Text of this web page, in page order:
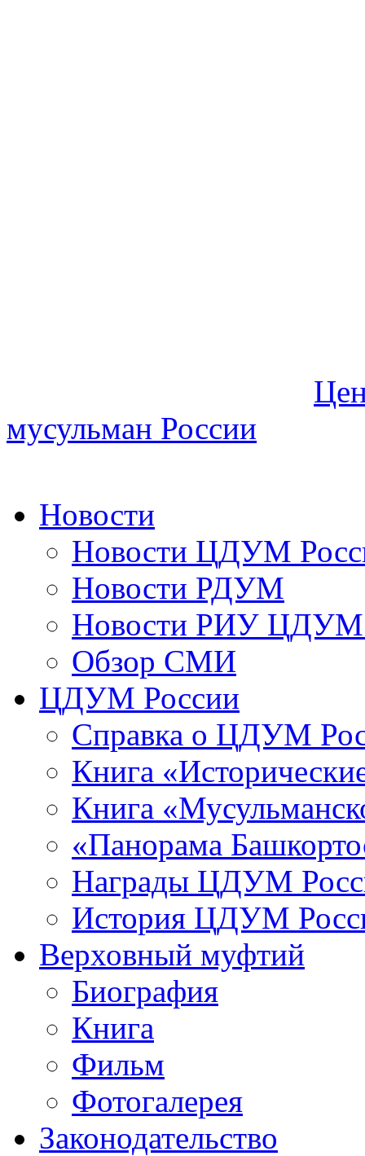
мусульман России
Новости
Новости ЦДУМ
Новости РДУМ
Новости РИУ ЦДУМ
Обзор СМИ
ЦДУМ России
Справка о ЦДУМ
Книга
Книга
«Панорама
Награды ЦДУМ
История ЦДУМ
Верховный муфтий
Биография
Книга
Фильм
Фотогалерея
Законодательство